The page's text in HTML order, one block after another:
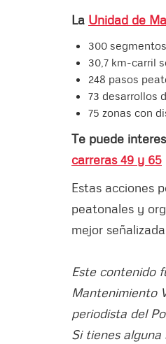
La Unidad de
300
30,7 km-carril
248 pasos
73 desarrollos
75 zonas con
Te puede
carreras 49 y 65
Estas acciones
peatonales y
mejor
Este contenido
Mantenimiento
periodista del
Si tienes alguna